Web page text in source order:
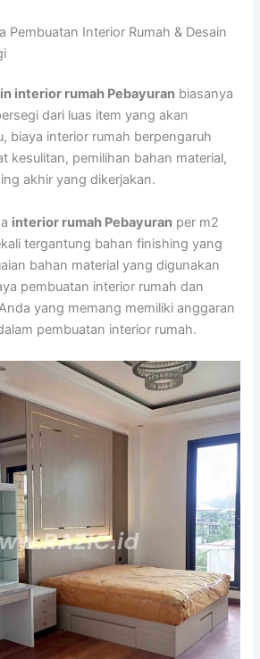
Pembuatan Interior Rumah & Desain
interior rumah Pebayuran biasanya
dari luas item yang akan
biaya interior rumah berpengaruh
kesulitan, pemilihan bahan material,
akhir yang dikerjakan.
interior rumah Pebayuran per m2
tergantung bahan finishing yang
bahan material yang digunakan
pembuatan interior rumah dan
yang memang memiliki anggaran
pembuatan interior rumah.